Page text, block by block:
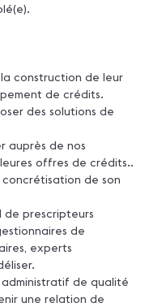
construction de leur
de crédits.
des solutions de
auprès de nos
offres de crédits..
concrétisation de son
prescripteurs
de
experts
administratif de qualité
une relation de